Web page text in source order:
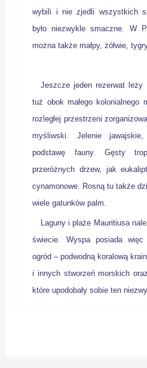
wybili i nie zjedli wszystkich
było niezwykle smaczne. W
można także małpy, żółwie,
Jeszcze jeden rezerwat leży
tuż obok małego kolonialnego
rozległej przestrzeni
myśliwski. Jelenie
podstawę fauny. Gęsty
przeróżnych drzew, jak
cynamonowe. Rosną tu także
wiele gatunków palm.
Laguny i plaże Mauritiusa
świecie. Wyspa posiada
ogród – podwodną koralową
i innych stworzeń morskich
które upodobały sobie ten